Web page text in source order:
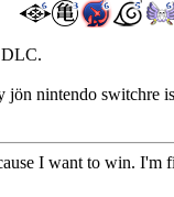
DLC.
jön nintendo switchre
I want to win. I'm